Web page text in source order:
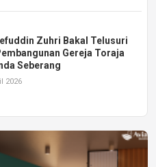
Zuhri Bakal Telusuri
Gereja Toraja
Seberang
2026